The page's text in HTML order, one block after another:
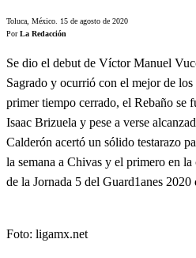
Toluca, México. 15 de agosto de 2020
PorLa Redacción
Se dio el debut de Víctor Manuel
Sagrado y ocurrió con el mejor de
primer tiempo cerrado, el Rebaño se
Isaac Brizuela y pese a verse
Calderón acertó un sólido testarazo
la semana a Chivas y el primero en
de la Jornada 5 del Guard1anes
Foto: ligamx.net